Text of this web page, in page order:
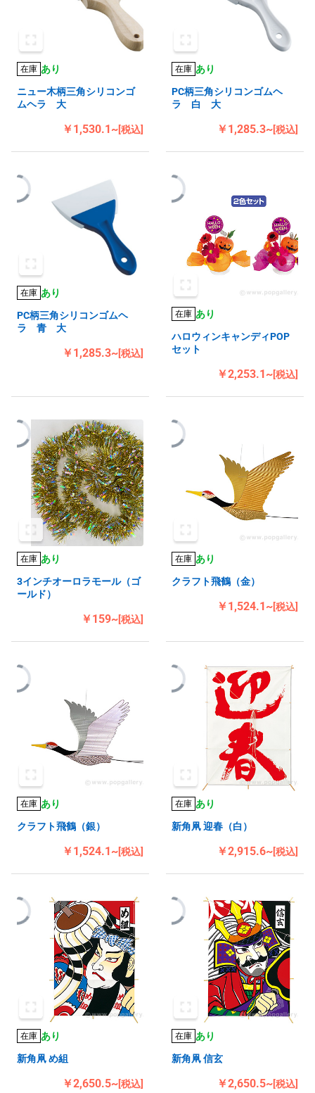
在庫 あり
ニュー木柄三角シリコンゴ
ムヘラ 大
￥1,530.1~[税込]
在庫 あり
PC柄三角シリコンゴムヘ
ラ 白 大
￥1,285.3~[税込]
在庫 あり
PC柄三角シリコンゴムヘ
ラ 青 大
￥1,285.3~[税込]
在庫 あり
ハロウィンキャンディPOP
セット
￥2,253.1~[税込]
在庫 あり
3インチオーロラモール（ゴ
ールド）
￥159~[税込]
在庫 あり
クラフト飛鶴（金）
￥1,524.1~[税込]
在庫 あり
クラフト飛鶴（銀）
￥1,524.1~[税込]
在庫 あり
新角凧 迎春（白）
￥2,915.6~[税込]
在庫 あり
新角凧 め組
￥2,650.5~[税込]
在庫 あり
新角凧 信玄
￥2,650.5~[税込]